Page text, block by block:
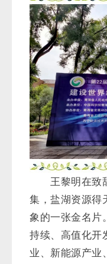
王黎明在致辞
集，盐湖资源得
象的一张金名片
持续、高值化开
业、新能源产业